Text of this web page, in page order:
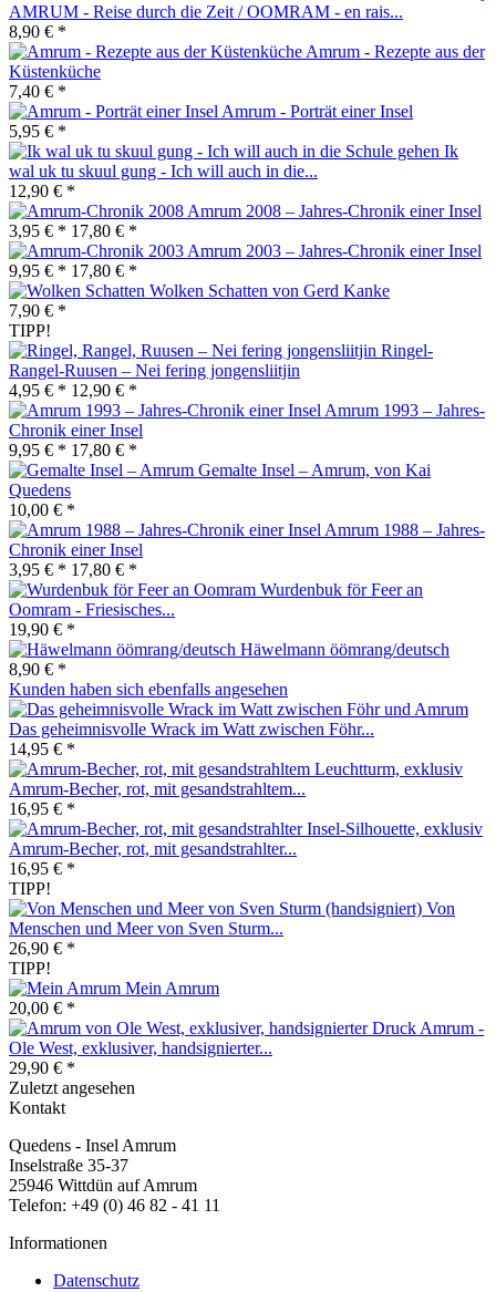
AMRUM - Reise durch die Zeit / OOMRAM - en rais...
8,90 € *
Amrum - Rezepte aus der
Küstenküche
7,40 € *
Amrum - Porträt einer Insel
5,95 € *
Ik
wal uk tu skuul gung - Ich will auch in die...
12,90 € *
Amrum 2008 – Jahres-Chronik einer Insel
3,95 € * 17,80 € *
Amrum 2003 – Jahres-Chronik einer Insel
9,95 € * 17,80 € *
Wolken Schatten von Gerd Kanke
7,90 € *
TIPP!
Ringel-
Rangel-Ruusen – Nei fering jongensliitjin
4,95 € * 12,90 € *
Amrum 1993 – Jahres-
Chronik einer Insel
9,95 € * 17,80 € *
Gemalte Insel – Amrum, von Kai
Quedens
10,00 € *
Amrum 1988 – Jahres-
Chronik einer Insel
3,95 € * 17,80 € *
Wurdenbuk för Feer an
Oomram - Friesisches...
19,90 € *
Häwelmann öömrang/deutsch
8,90 € *
Kunden haben sich ebenfalls angesehen
Das geheimnisvolle Wrack im Watt zwischen Föhr...
14,95 € *
Amrum-Becher, rot, mit gesandstrahltem...
16,95 € *
Amrum-Becher, rot, mit gesandstrahlter...
16,95 € *
TIPP!
Von
Menschen und Meer von Sven Sturm...
26,90 € *
TIPP!
Mein Amrum
20,00 € *
Amrum -
Ole West, exklusiver, handsignierter...
29,90 € *
Zuletzt angesehen
Kontakt
Quedens - Insel Amrum
Inselstraße 35-37
25946 Wittdün auf Amrum
Telefon: +49 (0) 46 82 - 41 11
Informationen
Datenschutz